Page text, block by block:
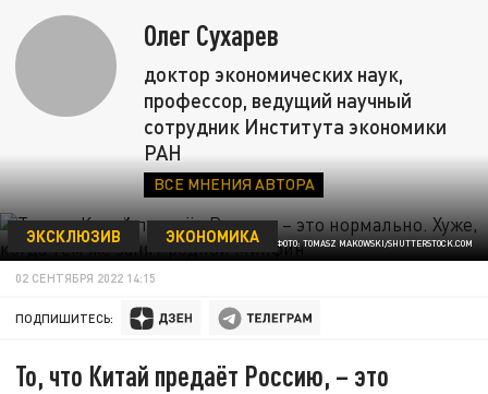
Олег Сухарев
доктор экономических наук,
профессор, ведущий научный
сотрудник Института экономики
РАН
ВСЕ МНЕНИЯ АВТОРА
ФОТО: TOMASZ MAKOWSKI/SHUTTERSTOCK.COM
ЭКСКЛЮЗИВ ЭКОНОМИКА
02 СЕНТЯБРЯ 2022 14:15
ПОДПИШИТЕСЬ:
То, что Китай предаёт Россию, – это